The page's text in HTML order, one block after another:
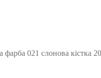
021 слонова кістка